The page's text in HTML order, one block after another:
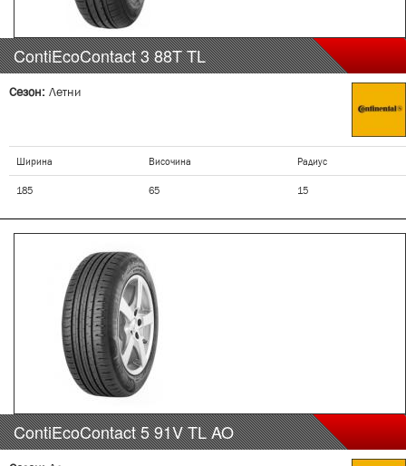
ContiEcoContact 388TTL
Сезон: Летни
Ширина Височина Радиус
185 65 15
ContiEcoContact 591VTL AO